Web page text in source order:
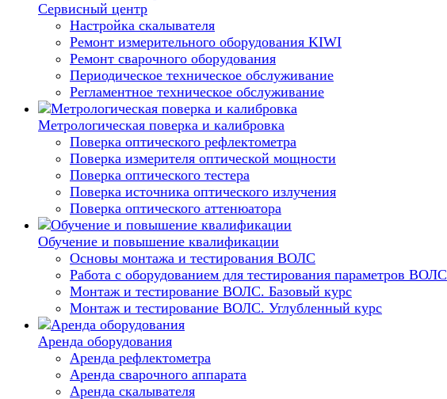
Сервисный центр
Настройка скалывателя
Ремонт измерительного оборудования KIWI
Ремонт сварочного оборудования
Периодическое техническое обслуживание
Регламентное техническое обслуживание
Метрологическая поверка и калибровка
Поверка оптического рефлектометра
Поверка измерителя оптической мощности
Поверка оптического тестера
Поверка источника оптического излучения
Поверка оптического аттенюатора
Обучение и повышение квалификации
Основы монтажа и тестирования ВОЛС
Работа с оборудованием для тестирования параметров ВОЛС
Монтаж и тестирование ВОЛС. Базовый курс
Монтаж и тестирование ВОЛС. Углубленный курс
Аренда оборудования
Аренда рефлектометра
Аренда сварочного аппарата
Аренда скалывателя